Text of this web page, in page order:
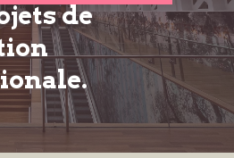
de